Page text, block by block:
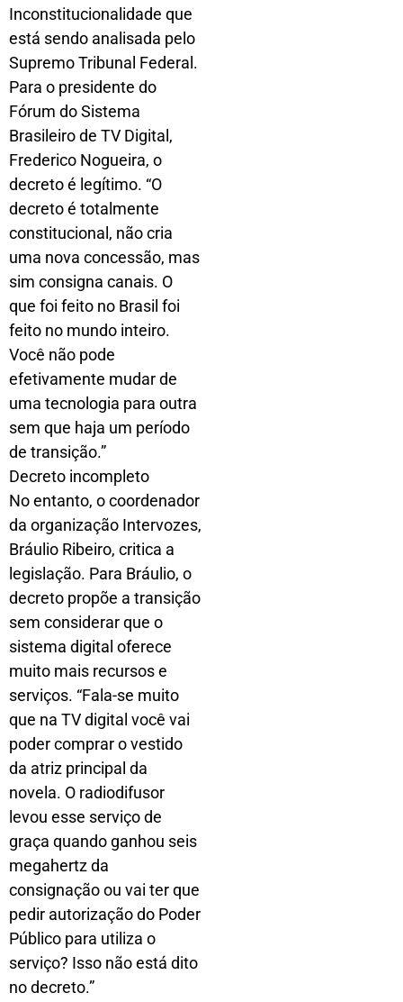
Inconstitucionalidade que
está sendo analisada pelo
Supremo Tribunal Federal.
Para o presidente do
Fórum do Sistema
Brasileiro de TV Digital,
Frederico Nogueira, o
decreto é legítimo. “O
decreto é totalmente
constitucional, não cria
uma nova concessão, mas
sim consigna canais. O
que foi feito no Brasil foi
feito no mundo inteiro.
Você não pode
efetivamente mudar de
uma tecnologia para outra
sem que haja um período
de transição.”
Decreto incompleto
No entanto, o coordenador
da organização Intervozes,
Bráulio Ribeiro, critica a
legislação. Para Bráulio, o
decreto propõe a transição
sem considerar que o
sistema digital oferece
muito mais recursos e
serviços. “Fala-se muito
que na TV digital você vai
poder comprar o vestido
da atriz principal da
novela. O radiodifusor
levou esse serviço de
graça quando ganhou seis
megahertz da
consignação ou vai ter que
pedir autorização do Poder
Público para utiliza o
serviço? Isso não está dito
no decreto.”